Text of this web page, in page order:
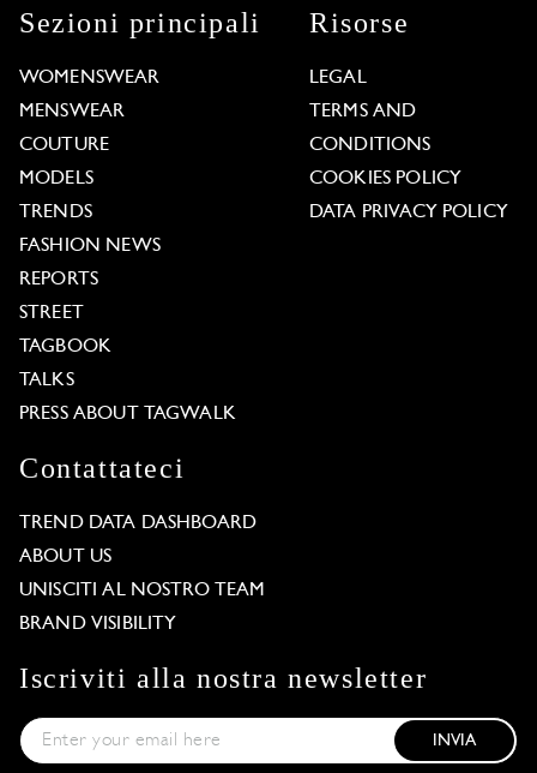
Sezioni principali
WOMENSWEAR
MENSWEAR
COUTURE
MODELS
TRENDS
FASHION NEWS
REPORTS
STREET
TAGBOOK
TALKS
PRESS ABOUT TAGWALK
Risorse
LEGAL
TERMS AND
CONDITIONS
COOKIES POLICY
DATA PRIVACY POLICY
Contattateci
TREND DATA DASHBOARD
ABOUT US
UNISCITI AL NOSTRO TEAM
BRAND VISIBILITY
Iscriviti alla nostra newsletter
INVIA